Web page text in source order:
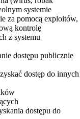
systemie
za pomocą exploitów,
kontrolę
z systemu
dostępu publicznie
dostęp do innych
dostępu do